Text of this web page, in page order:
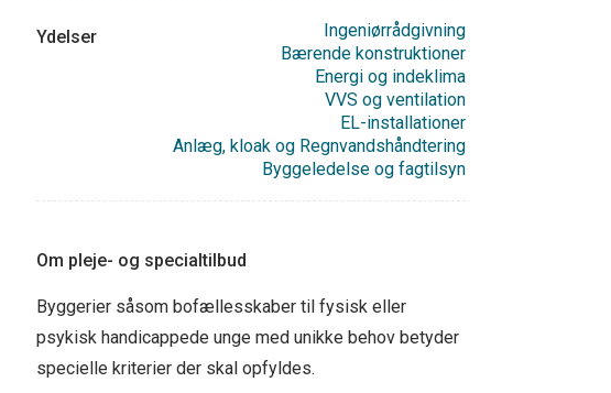
Ydelser
Ingeniørrådgivning
Bærende konstruktioner
Energi og indeklima
VVS og ventilation
EL-installationer
Anlæg, kloak og Regnvandshåndtering
Byggeledelse og fagtilsyn
Om pleje- og specialtilbud
Byggerier såsom bofællesskaber til fysisk eller
psykisk handicappede unge med unikke behov betyder
specielle kriterier der skal opfyldes.